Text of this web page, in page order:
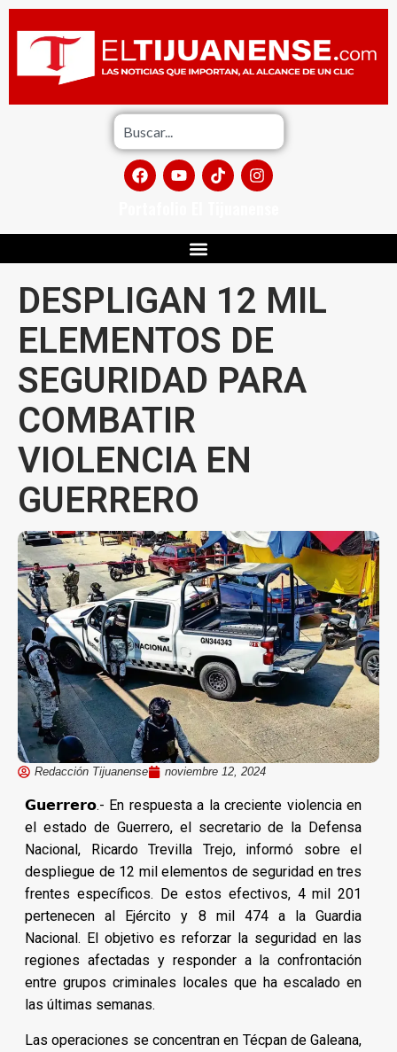
DESPLIGAN 12 MIL
ELEMENTOS DE
SEGURIDAD PARA
COMBATIR
VIOLENCIA EN
GUERRERO
Redacción Tijuanense noviembre 12, 2024
𝗚𝘂𝗲𝗿𝗿𝗲𝗿𝗼.- En respuesta a la creciente violencia en
el estado de Guerrero, el secretario de la Defensa
Nacional, Ricardo Trevilla Trejo, informó sobre el
despliegue de 12 mil elementos de seguridad en tres
frentes específicos. De estos efectivos, 4 mil 201
pertenecen al Ejército y 8 mil 474 a la Guardia
Nacional. El objetivo es reforzar la seguridad en las
regiones afectadas y responder a la confrontación
entre grupos criminales locales que ha escalado en
las últimas semanas.
Las operaciones se concentran en Técpan de Galeana,